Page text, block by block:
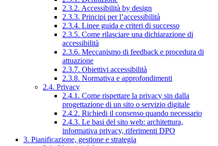
2.3.2. Accessibilità by design
2.3.3. Principi per l’accessibilità
2.3.4. Linee guida e criteri di successo
2.3.5. Come rilasciare una dichiarazione di
accessibilità
2.3.6. Meccanismo di feedback e procedura di
attuazione
2.3.7. Obiettivi accessibilità
2.3.8. Normativa e approfondimenti
2.4. Privacy
2.4.1. Come rispettare la privacy sin dalla
progettazione di un sito o servizio digitale
2.4.2. Richiedi il consenso quando necessario
2.4.3. Le basi del sito web: architettura,
informativa privacy, riferimenti DPO
3. Pianificazione, gestione e strategia